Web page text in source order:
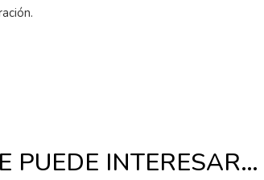
PUEDE INTERESAR…